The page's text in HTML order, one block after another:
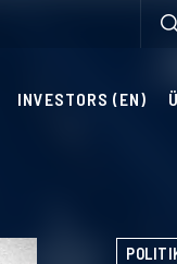
INVESTORS (EN)